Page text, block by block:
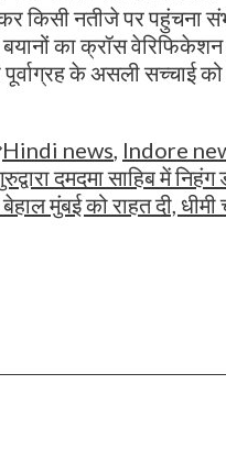
किसी नतीजे पर पहुंचना
बयानों का क्रॉस
पूर्वाग्रह के असली
Tags
Hindi news Indore
दमदमा साहिब में
मुंबई को राहत दी,